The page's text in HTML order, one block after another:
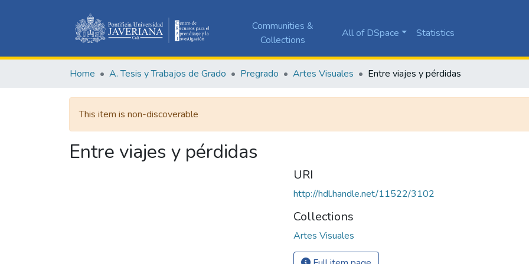
Communities &
Collections
All of DSpace Statistics
Home A. Tesis y Trabajos de Grado Pregrado Artes Visuales Entre viajes y pérdidas
This item is non-discoverable
Entre viajes y pérdidas
URI
http://hdl.handle.net/11522/3102
Collections
Artes Visuales